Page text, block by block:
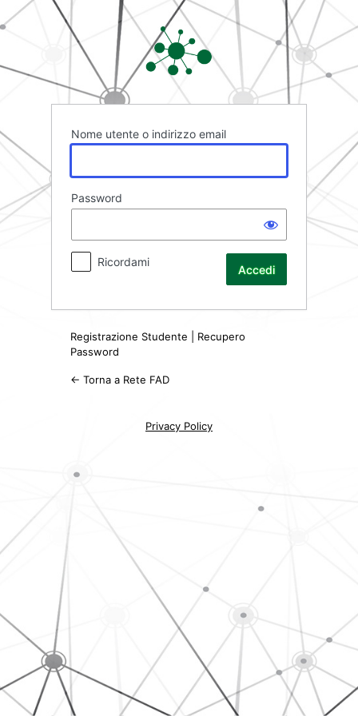
Accedi
Rete FAD
Nome utente o indirizzo email
Password
Ricordami
Registrazione Studente
Recupero
Password
← Torna a Rete FAD
Privacy Policy